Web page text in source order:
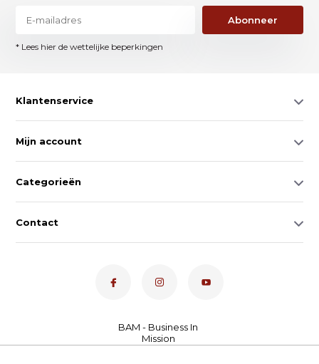
Abonneer
* Lees hier de wettelijke beperkingen
Klantenservice
Mijn account
Categorieën
Contact